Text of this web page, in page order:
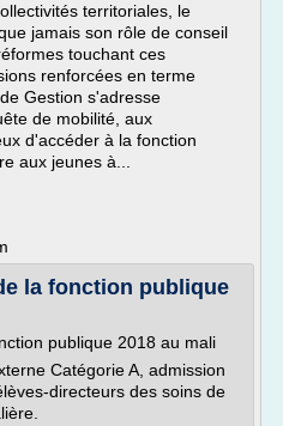
territoriales, le
jamais son rôle de conseil
touchant ces
renforcées en terme
Gestion s'adresse
de mobilité, aux
d'accéder à la fonction
aux jeunes à...
la fonction publique
publique 2018 au mali
Catégorie A, admission
directeurs des soins de